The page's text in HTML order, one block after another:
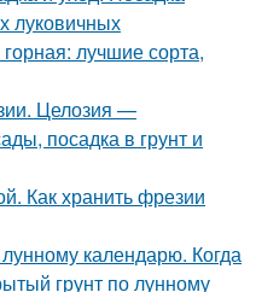
луковичных
лучшие сорта,
Целозия —
посадка в грунт и
Как хранить фрезии
календарю. Когда
грунт по лунному